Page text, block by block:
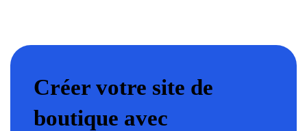
Créer votre site de
boutique avec